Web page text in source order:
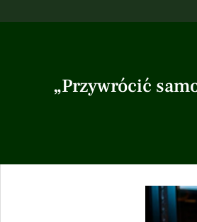
„Przywrócić